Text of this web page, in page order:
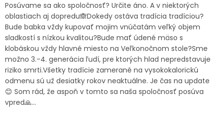
Posúvame sa ako spoločnosť? Určite áno. A v niektorých
oblastiach aj dopredu🙈Dokedy ostáva tradícia tradíciou?
Bude babka vždy kupovať mojim vnúčatám veľký objem
sladkostí s nízkou kvalitou?Bude mať údené mäso s
klobáskou vždy hlavné miesto na Veľkonočnom stole?Sme
možno 3.-4. generácia ľudí, pre ktorých hlad nepredstavuje
riziko smrti.Všetky tradície zamerané na vysokokalorickú
odmenu sú už desiatky rokov neaktuálne. Je čas na update
😊 Som rád, že aspoň v tomto sa naša spoločnosť posúva
vpred🙏...